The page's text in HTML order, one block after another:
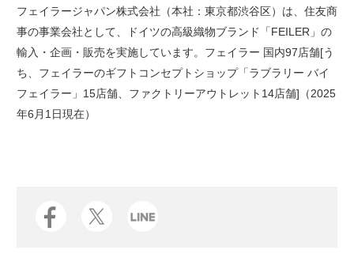
フェイラージャパン株式会社（本社：東京都渋谷区）は、住友商
事の事業会社として、ドイツの高級織物ブランド「FEILER」の
輸入・企画・販売を実施しています。フェイラー 国内97店舗[う
ち、フェイラーのギフトコンセプトショップ「ラブラリー バイ
フェイラー」15店舗、ファクトリーアウトレット14店舗]（2025
年6月1日現在）